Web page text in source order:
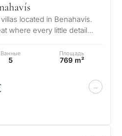
located in Benahavís.
where every little detail
Ванные
5
Площадь
769 m²